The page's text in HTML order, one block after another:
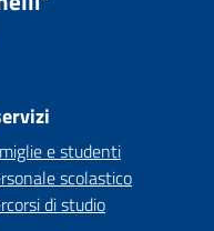
e studenti
scolastico
di studio